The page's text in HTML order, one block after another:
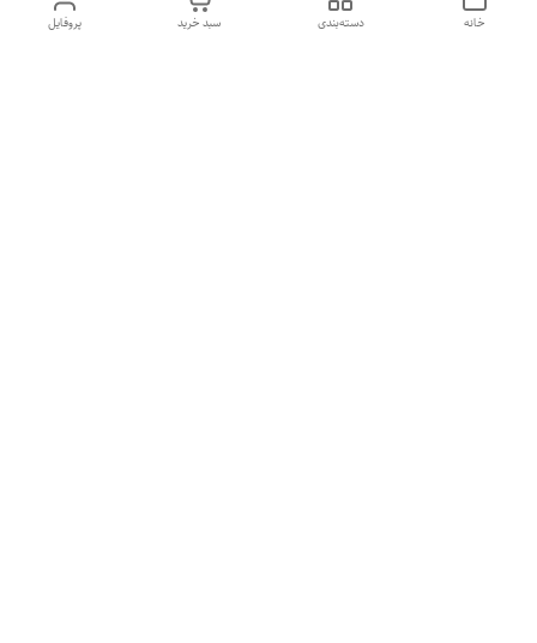
پروفایل سبد خرید دسته‌بندی خانه